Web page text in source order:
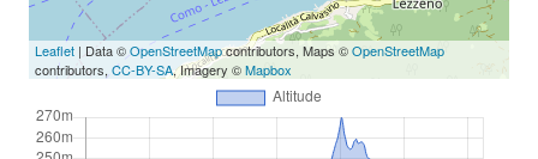
Leaflet | Data ©OpenStreetMapcontributors, Maps ©OpenStreetMap
contributors, CC-BY-SA, Imagery ©Mapbox